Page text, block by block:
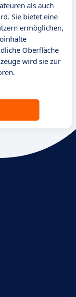
als auch
Sie bietet eine
ermöglichen,
Oberfläche
wird sie zur